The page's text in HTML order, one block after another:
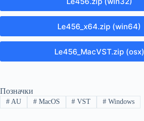
Le456_x64.zip (win64)
Le456_MacVST.zip (osx)
Позначки
#AU #MacOS # VST # Windows